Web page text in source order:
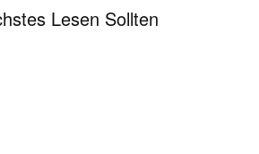
Lesen Sollten